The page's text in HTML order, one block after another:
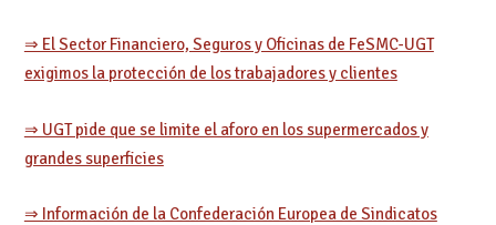
⇒ El Sector Financiero, Seguros y Oficinas de FeSMC-UGT
exigimos la protección de los trabajadores y clientes
⇒ UGT pide que se limite el aforo en los supermercados y
grandes superficies
⇒ Información de la Confederación Europea de Sindicatos